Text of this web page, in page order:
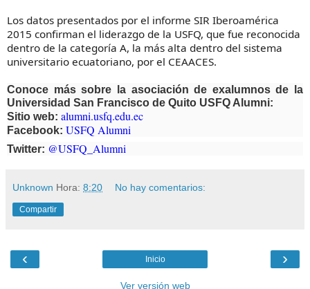
Los datos presentados por el informe SIR Iberoamérica
2015 confirman el liderazgo de la USFQ, que fue reconocida
dentro de la categoría A, la más alta dentro del sistema
universitario ecuatoriano, por el CEAACES.
Conoce más sobre la asociación de exalumnos de la
Universidad San Francisco de Quito USFQ Alumni:
Sitio web: alumni.usfq.edu.ec
Facebook: USFQ Alumni
Twitter: @USFQ_Alumni
Unknown Hora: 8:20 No hay comentarios:
Compartir
‹ ›
Inicio
Ver versión web